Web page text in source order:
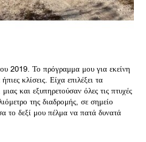
2019. Το πρόγραμμα μου για εκείνη
κλίσεις. Είχα επιλέξει τα
και εξυπηρετούσαν όλες τις πτυχές
της διαδρομής, σε σημείο
το δεξί μου πέλμα να πατά δυνατά